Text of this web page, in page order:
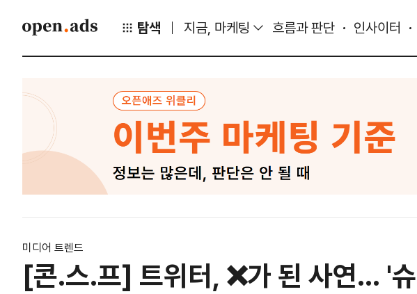
탐색 지금, 마케팅 흐름과 판단 인사이터
미디어 트렌드
[콘.스.프] 트위터, ❌가 된 사연... '